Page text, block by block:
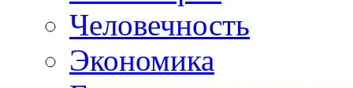
Человечность
Экономика